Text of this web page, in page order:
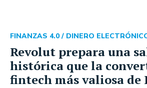
Revolut prepara una
histórica que la
fintech más valiosa de
FINANZAS 4.0 / DINERO